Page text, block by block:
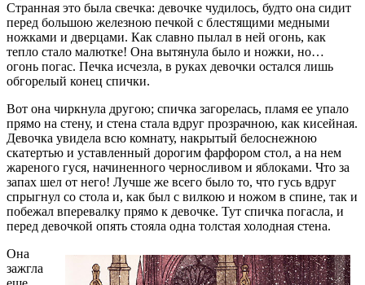
Странная это была свечка: девочке чудилось, будто она сидит
перед большою железною печкой с блестящими медными
ножками и дверцами. Как славно пылал в ней огонь, как
тепло стало малютке! Она вытянула было и ножки, но…
огонь погас. Печка исчезла, в руках девочки остался лишь
обгорелый конец спички.
Вот она чиркнула другою; спичка загорелась, пламя ее упало
прямо на стену, и стена стала вдруг прозрачною, как кисейная.
Девочка увидела всю комнату, накрытый белоснежною
скатертью и уставленный дорогим фарфором стол, а на нем
жареного гуся, начиненного черносливом и яблоками. Что за
запах шел от него! Лучше же всего было то, что гусь вдруг
спрыгнул со стола и, как был с вилкою и ножом в спине, так и
побежал вперевалку прямо к девочке. Тут спичка погасла, и
перед девочкой опять стояла одна толстая холодная стена.
Она
зажгла